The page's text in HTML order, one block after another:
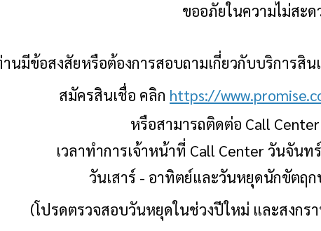
ขออภัยในความไม่สะด
นมีข้อสงสัยหรือต้องการสอบถามเกี่ยวกับบริการสิน
สมัครสินเชื่อ คลิก https://
หรือสามารถติดต่อ Call
เวลาทำการเจ้าหน้าที่ Call Center วันจันท
วันเสาร์ - อาทิตย์และวันหยุดนักขัตฤก
(โปรดตรวจสอบวันหยุดในช่วงปีใหม่ และสงกร